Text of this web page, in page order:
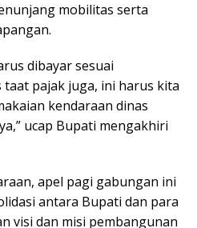
mobilitas serta
dibayar sesuai
pajak juga, ini harus kita
kendaraan dinas
ucap Bupati mengakhiri
apel pagi gabungan ini
antara Bupati dan para
visi dan misi pembangunan